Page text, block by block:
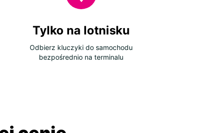
Tylko na lotnisku
Odbierz kluczyki do samochodu
bezpośrednio na terminalu